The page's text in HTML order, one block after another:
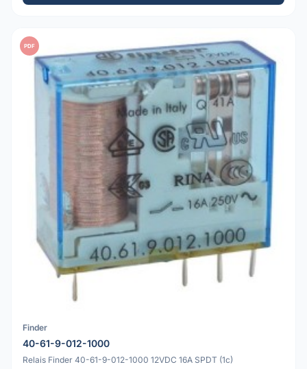
PDF
Finder
40-61-9-012-1000
Relais Finder 40-61-9-012-1000 12VDC 16A SPDT (1c)